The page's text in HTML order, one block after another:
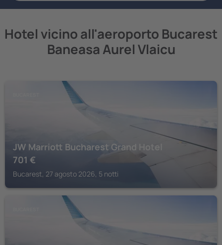
Hotel vicino all'aeroporto Bucarest
Baneasa Aurel Vlaicu
JW Marriott Bucharest Grand Hotel
701 €
Bucarest, 27 agosto 2026, 5 notti